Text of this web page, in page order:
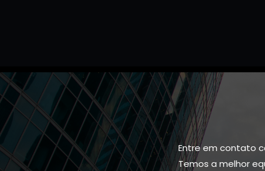
Entre em contato
Temos a melhor